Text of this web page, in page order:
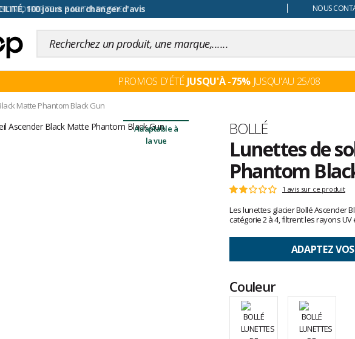
100 jours pour changer d'avis NOUS
PROMOS D'ÉTÉ JUSQU'À -75%JUSQU'AU 25/08
Matte Phantom Black Gun
Adaptable à
la vue
Marque
BOLLÉ
Lunettes de
Phantom
Les
clients
Note
:
2
sur
5
1 avis sur ce produit
Les lunettes glacier Bollé Ascender
catégorie 2 à 4, filtrent les rayons
ADAPTEZ
Couleur